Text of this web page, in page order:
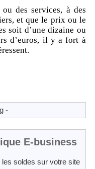
des services, à des
et que le prix ou le
soit d’une dizaine ou
d’euros, il y a fort à
-
E-business
soldes sur votre site